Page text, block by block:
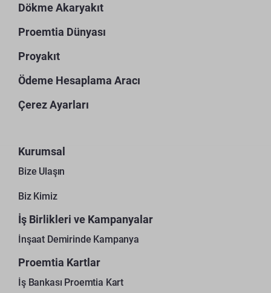
Dökme Akaryakıt
Proemtia Dünyası
Proyakıt
Ödeme Hesaplama Aracı
Çerez Ayarları
Kurumsal
Bize Ulaşın
Biz Kimiz
İş Birlikleri ve Kampanyalar
İnşaat Demirinde Kampanya
Proemtia Kartlar
İş Bankası Proemtia Kart